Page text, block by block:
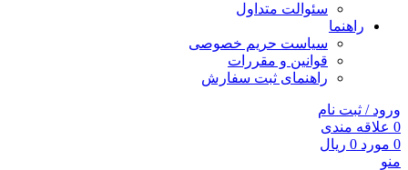
سئوالت متداول
راهنما
سیاست حریم خصوصی
قوانین و مقررات
راهنمای ثبت سفارش
ورود / ثبت نام
0 علاقه مندی
0 مورد 0 ریال
منو